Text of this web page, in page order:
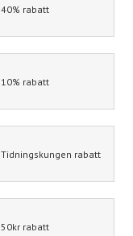
40% rabatt
10% rabatt
Tidningskungen rabatt
50kr rabatt